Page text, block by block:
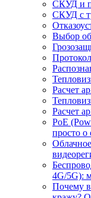
СКУД и
СКУД с
Выбор
Расчет
Расчет
PoE
просто
4G/5G):
Почему